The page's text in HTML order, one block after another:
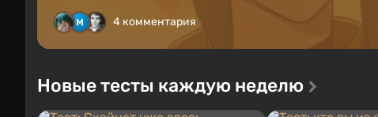
4 комментария
Новые тесты каждую неделю